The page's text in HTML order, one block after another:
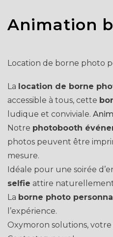
Animation
Location de borne photo
La location de borne
accessible à tous, cette
ludique et conviviale.
Notre photobooth
photos peuvent être
mesure.
Idéale pour une soirée
selfie attire naturellement
La borne photo
l’expérience.
Oxymoron solutions, votre